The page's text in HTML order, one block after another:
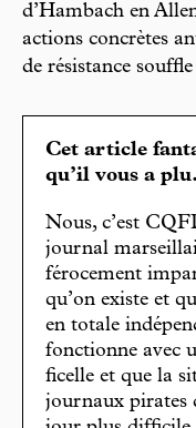
d’Hambach en
actions concrètes
de résistance
Cet article
qu’il vous a plu.
Nous, c’est
journal
férocement
qu’on existe et
en totale
fonctionne avec
ficelle et que la
journaux pirates